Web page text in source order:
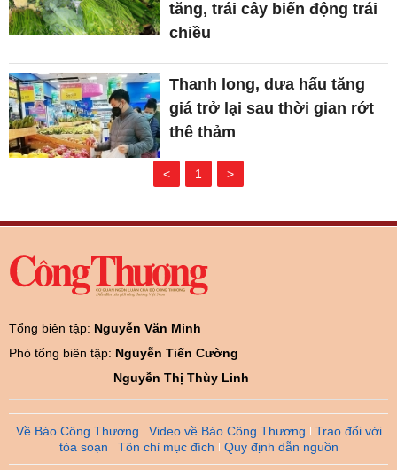
tăng, trái cây biến động trái
chiều
Thanh long, dưa hấu tăng
giá trở lại sau thời gian rớt
thê thảm
< 1 >
Tổng biên tập: Nguyễn Văn Minh
Phó tổng biên tập: Nguyễn Tiến Cường
Nguyễn Thị Thùy Linh
Về Báo Công Thương Video về Báo Công Thương
Trao đổi với
tòa soạn
Tôn chỉ mục đích Quy định dẫn nguồn